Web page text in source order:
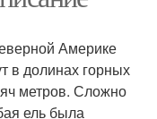
Америке
в долинах горных
метров. Сложно
ель была